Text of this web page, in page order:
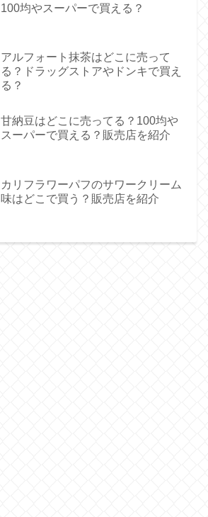
100均やスーパーで買える？
アルフォート抹茶はどこに売って
る？ドラッグストアやドンキで買え
る？
甘納豆はどこに売ってる？100均や
スーパーで買える？販売店を紹介
カリフラワーパフのサワークリーム
味はどこで買う？販売店を紹介